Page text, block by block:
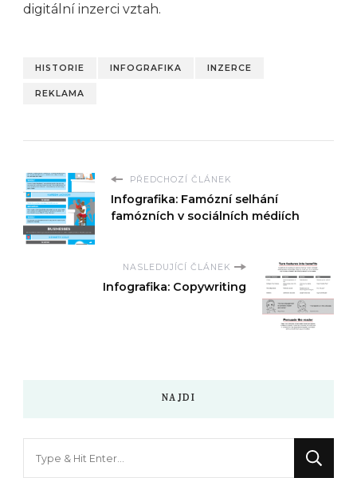
digitální inzerci vztah.
HISTORIE INFOGRAFIKA INZERCE
REKLAMA
PŘEDCHOZÍ ČLÁNEK
Infografika: Famózní selhání
famózních v sociálních médiích
NASLEDUJÍCÍ ČLÁNEK
Infografika: Copywriting
NAJDI